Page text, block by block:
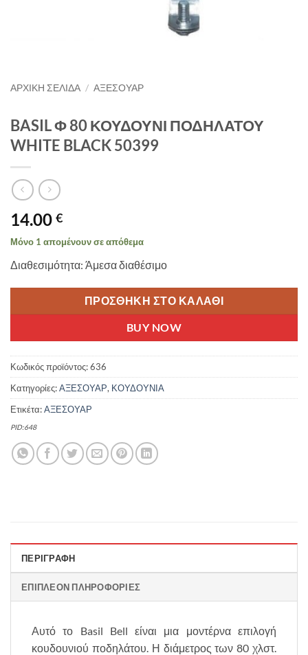
ΑΡΧΙΚΉ ΣΕΛΊΔΑ / ΑΞΕΣΟΥΑΡ
BASIL Φ 80 ΚΟΥΔΟΥΝΙ ΠΟΔΗΛΑΤΟΥ
WHITE BLACK 50399
14.00 €
Μόνο 1 απομένουν σε απόθεμα
Διαθεσιμότητα: Άμεσα διαθέσιμο
ΠΡΟΣΘΉΚΗ ΣΤΟ ΚΑΛΆΘΙ
BUY NOW
Κωδικός προϊόντος:636
Κατηγορίες:ΑΞΕΣΟΥΑΡ, ΚΟΥΔΟΥΝΙΑ
Ετικέτα:ΑΞΕΣΟΥΑΡ
PID:648
ΠΕΡΙΓΡΑΦΉ
ΕΠΙΠΛΈΟΝ ΠΛΗΡΟΦΟΡΊΕΣ
Αυτό το Basil Bell είναι μια μοντέρνα επιλογή
κουδουνιού ποδηλάτου. Η διάμετρος των 80 χλστ.